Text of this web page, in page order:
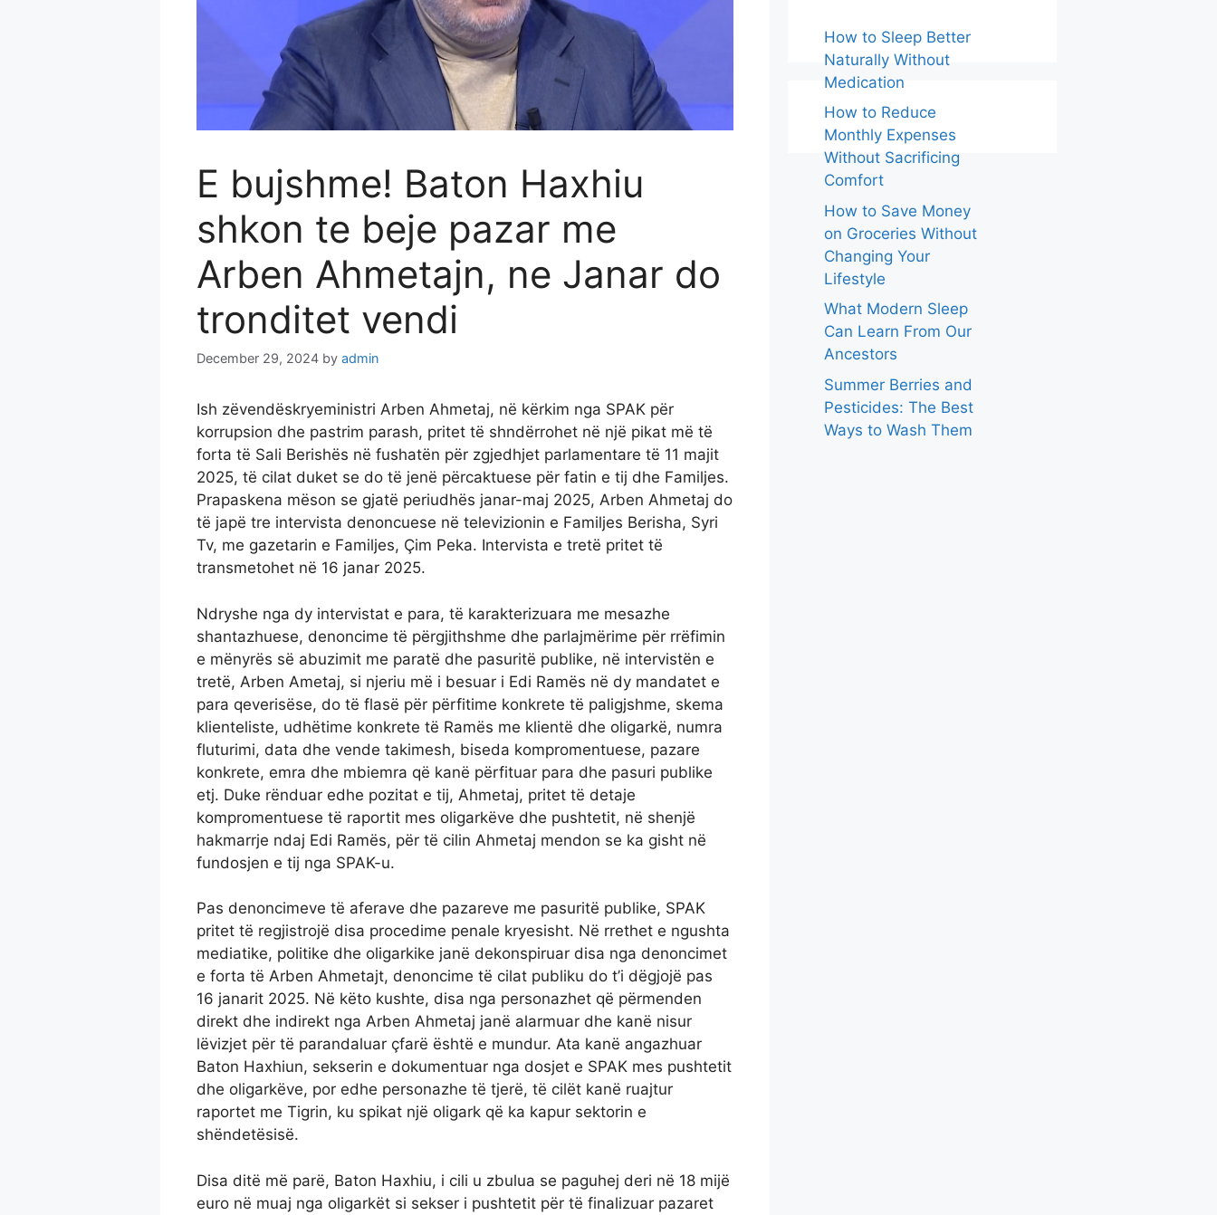
E bujshme! Baton Haxhiu
shkon te beje pazar me
Arben Ahmetajn, ne Janar do
tronditet vendi
December 29, 2024 by admin
Ish zëvendëskryeministri Arben Ahmetaj, në kërkim nga SPAK për
korrupsion dhe pastrim parash, pritet të shndërrohet në një pikat më të
forta të Sali Berishës në fushatën për zgjedhjet parlamentare të 11 majit
2025, të cilat duket se do të jenë përcaktuese për fatin e tij dhe Familjes.
Prapaskena mëson se gjatë periudhës janar-maj 2025, Arben Ahmetaj do
të japë tre intervista denoncuese në televizionin e Familjes Berisha, Syri
Tv, me gazetarin e Familjes, Çim Peka. Intervista e tretë pritet të
transmetohet në 16 janar 2025.
Ndryshe nga dy intervistat e para, të karakterizuara me mesazhe
shantazhuese, denoncime të përgjithshme dhe parlajmërime për rrëfimin
e mënyrës së abuzimit me paratë dhe pasuritë publike, në intervistën e
tretë, Arben Ametaj, si njeriu më i besuar i Edi Ramës në dy mandatet e
para qeverisëse, do të flasë për përfitime konkrete të paligjshme, skema
klienteliste, udhëtime konkrete të Ramës me klientë dhe oligarkë, numra
fluturimi, data dhe vende takimesh, biseda kompromentuese, pazare
konkrete, emra dhe mbiemra që kanë përfituar para dhe pasuri publike
etj. Duke rënduar edhe pozitat e tij, Ahmetaj, pritet të detaje
kompromentuese të raportit mes oligarkëve dhe pushtetit, në shenjë
hakmarrje ndaj Edi Ramës, për të cilin Ahmetaj mendon se ka gisht në
fundosjen e tij nga SPAK-u.
Pas denoncimeve të aferave dhe pazareve me pasuritë publike, SPAK
pritet të regjistrojë disa procedime penale kryesisht. Në rrethet e ngushta
mediatike, politike dhe oligarkike janë dekonspiruar disa nga denoncimet
e forta të Arben Ahmetajt, denoncime të cilat publiku do t’i dëgjojë pas
16 janarit 2025. Në këto kushte, disa nga personazhet që përmenden
direkt dhe indirekt nga Arben Ahmetaj janë alarmuar dhe kanë nisur
lëvizjet për të parandaluar çfarë është e mundur. Ata kanë angazhuar
Baton Haxhiun, sekserin e dokumentuar nga dosjet e SPAK mes pushtetit
dhe oligarkëve, por edhe personazhe të tjerë, të cilët kanë ruajtur
raportet me Tigrin, ku spikat një oligark që ka kapur sektorin e
shëndetësisë.
Disa ditë më parë, Baton Haxhiu, i cili u zbulua se paguhej deri në 18 mijë
euro në muaj nga oligarkët si sekser i pushtetit për të finalizuar pazaret
How to Sleep Better
Naturally Without
Medication
How to Reduce
Monthly Expenses
Without Sacrificing
Comfort
How to Save Money
on Groceries Without
Changing Your
Lifestyle
What Modern Sleep
Can Learn From Our
Ancestors
Summer Berries and
Pesticides: The Best
Ways to Wash Them